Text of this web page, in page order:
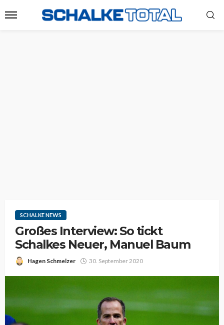
SCHALKE NEWS
Großes Interview: So tickt
Schalkes Neuer, Manuel Baum
Hagen Schmelzer 30. September 2020